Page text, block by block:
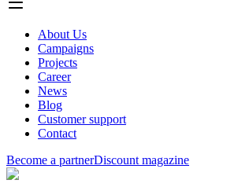
About Us
Campaigns
Projects
Career
News
Blog
Customer support
Contact
Become a partnerDiscount magazine